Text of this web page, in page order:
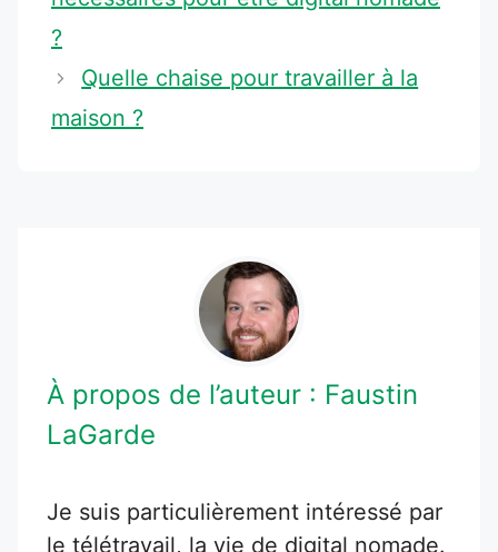
?
Quelle chaise pour travailler à la
maison ?
À propos de l’auteur : Faustin
LaGarde
Je suis particulièrement intéressé par
le télétravail, la vie de digital nomade.